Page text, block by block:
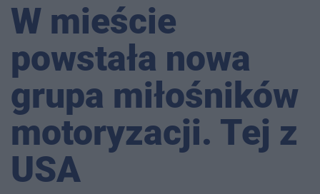
W mieście
powstała nowa
grupa miłośników
motoryzacji. Tej z
USA